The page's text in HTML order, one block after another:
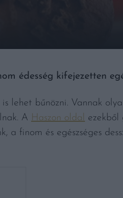
édesség kifejezetten
lehet bűnözni. Vannak
A Haszon oldal
a finom és egészséges